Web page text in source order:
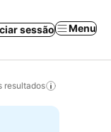
sessão Menu
resultados